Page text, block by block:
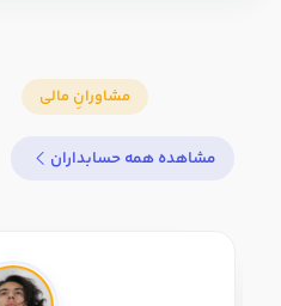
مشاهده همه حسابداران